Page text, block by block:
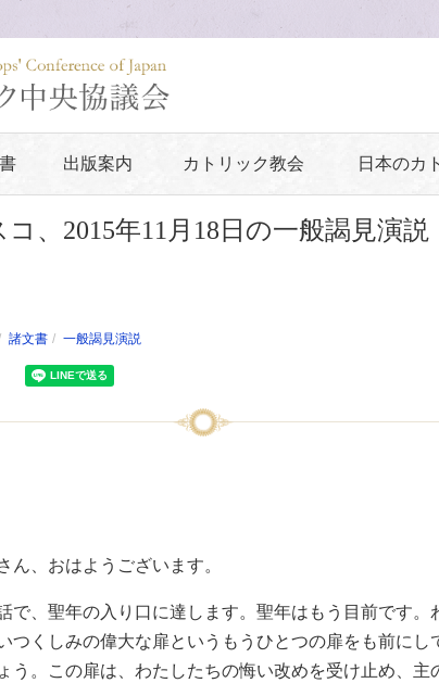
出版案内 カトリック教会 日本のカ
、2015年11月18日の一般謁見演
諸文書 一般謁見演説
ん、おはようございます。
、聖年の入り口に達します。聖年はもう目前です。
つくしみの偉大な扉というもうひとつの扉をも前にし
う。この扉は、わたしたちの悔い改めを受け止め、主